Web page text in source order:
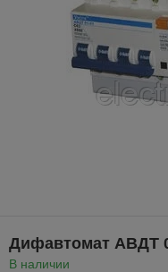
Дифавтомат АВДТ
В наличии